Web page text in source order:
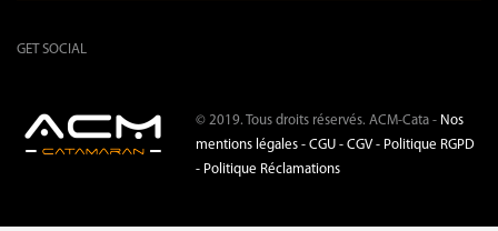
GET SOCIAL
© 2019. Tous droits réservés. ACM-Cata - Nos
mentions légales - CGU - CGV - Politique RGPD
- Politique Réclamations